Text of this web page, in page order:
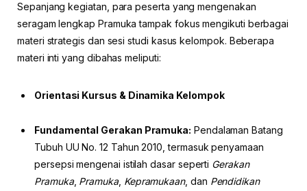
Sepanjang kegiatan, para peserta yang mengenakan
seragam lengkap Pramuka tampak fokus mengikuti berbagai
materi strategis dan sesi studi kasus kelompok. Beberapa
materi inti yang dibahas meliputi:
Orientasi Kursus & Dinamika Kelompok
Fundamental Gerakan Pramuka: Pendalaman Batang
Tubuh UU No. 12 Tahun 2010, termasuk penyamaan
persepsi mengenai istilah dasar seperti Gerakan
Pramuka, Pramuka, Kepramukaan, dan Pendidikan